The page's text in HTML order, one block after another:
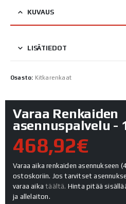
KUVAUS
LISÄTIEDOT
Osasto: Kitkarenkaat
Varaa Renkaiden
asennuspalvelu -
468,92€
Varaa aika renkaiden asennukseen
ostoskoriin. Jos tarvitset
varaa aikatäältä. Hinta pitää
ja allelaiton.